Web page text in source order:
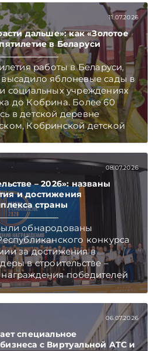
11.07.2026
дальше»: как «Золотое
в Беларуси
работы в Беларуси,
высадило яблоневые сады в
социальных учреждениях
до Кобрина. Более 60
в детской деревне
Кобринской детской
домах семейного типа.
деревню «Истоки».
08.07.2026
– 2026»: названы
и достижения
страны
обнародованы
конкурса
за достижения в
в строительстве –
победителей
«Президент Отеле».
06.07.2026
специальное
с Виртуальной АТС и